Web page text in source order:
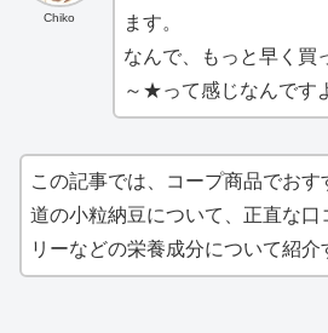
Chiko
ます。
なんで、もっと早く買
～★って感じなんです
この記事では、コープ商品でおす
道の小粒納豆について、正直な口
リーなどの栄養成分について紹介